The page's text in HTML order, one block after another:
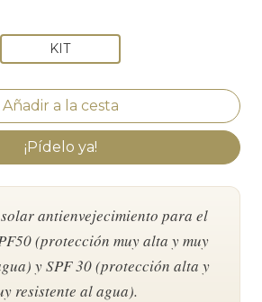
KIT
¡Pídelo ya!
antienvejecimiento para el
(protección muy alta y muy
y SPF 30 (protección alta y
resistente al agua).